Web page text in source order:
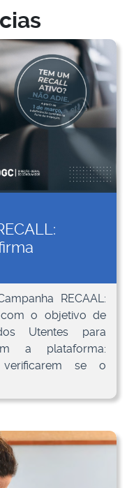
RECAAL:
o objetivo de
Utentes para
a plataforma:
verificarem se o